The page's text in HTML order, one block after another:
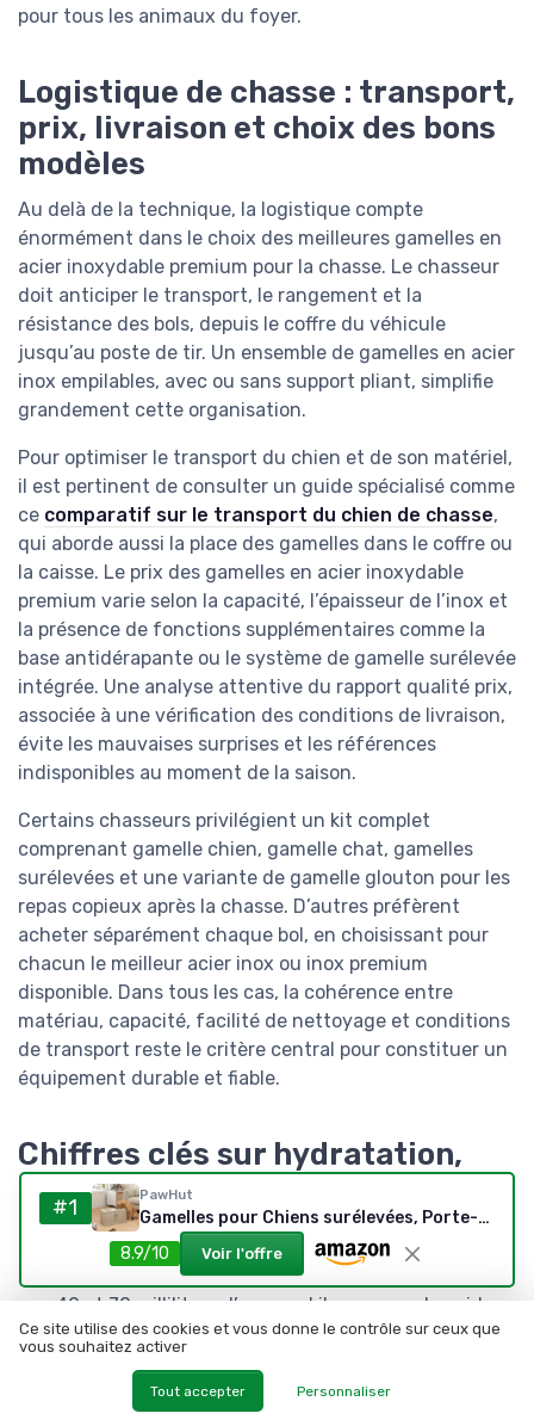
pour tous les animaux du foyer.
Logistique de chasse : transport,
prix, livraison et choix des bons
modèles
Au delà de la technique, la logistique compte
énormément dans le choix des meilleures gamelles en
acier inoxydable premium pour la chasse. Le chasseur
doit anticiper le transport, le rangement et la
résistance des bols, depuis le coffre du véhicule
jusqu’au poste de tir. Un ensemble de gamelles en acier
inox empilables, avec ou sans support pliant, simplifie
grandement cette organisation.
Pour optimiser le transport du chien et de son matériel,
il est pertinent de consulter un guide spécialisé comme
ce comparatif sur le transport du chien de chasse,
qui aborde aussi la place des gamelles dans le coffre ou
la caisse. Le prix des gamelles en acier inoxydable
premium varie selon la capacité, l’épaisseur de l’inox et
la présence de fonctions supplémentaires comme la
base antidérapante ou le système de gamelle surélevée
intégrée. Une analyse attentive du rapport qualité prix,
associée à une vérification des conditions de livraison,
évite les mauvaises surprises et les références
indisponibles au moment de la saison.
Certains chasseurs privilégient un kit complet
comprenant gamelle chien, gamelle chat, gamelles
surélevées et une variante de gamelle glouton pour les
repas copieux après la chasse. D’autres préfèrent
acheter séparément chaque bol, en choisissant pour
chacun le meilleur acier inox ou inox premium
disponible. Dans tous les cas, la cohérence entre
matériau, capacité, facilité de nettoyage et conditions
de transport reste le critère central pour constituer un
équipement durable et fiable.
Chiffres clés sur hydratation,
alimentation et gamelles pour
chiens de chasse
Un chien de chasse peut boire en moyenne entre
40 et 70 millilitres d’eau par kilogramme de poids
corporel et par jour selon les recommandations
significative lors des efforts prolongés.
Les études vétérinaires disponibles indiquent que
#1 PawHut
Gamelles pour Chiens surélevées, Porte-gamelles surélevé avec Rangement de 40L, 2 Bols en Acier Inoxydable de 2L, Alimentation Lente, antidérapante, Convient aux Grands Chiens, chêne
8.9/10
Voir l'offre
Ce site utilise des cookies et vous donne le contrôle sur ceux que
vous souhaitez activer
Tout accepter Personnaliser